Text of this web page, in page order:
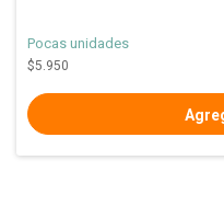
Pocas unidades
$5.950